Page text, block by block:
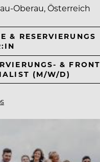
Oberau, Österreich
& RESERVIERUNGS
& FRONT
(M/W/D)